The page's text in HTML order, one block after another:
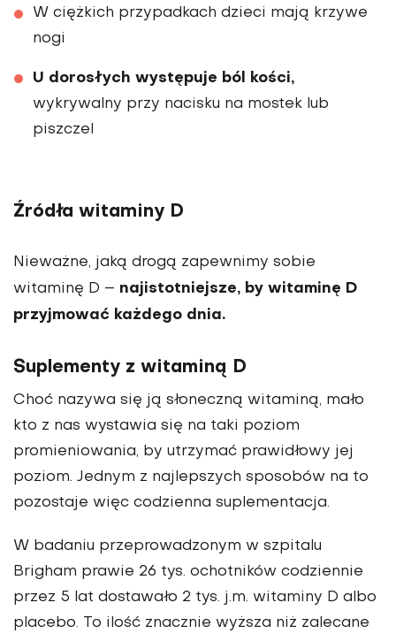
W ciężkich przypadkach dzieci mają krzywe
nogi
U dorosłych występuje ból kości,
wykrywalny przy nacisku na mostek lub
piszczel
Źródła witaminy D
Nieważne, jaką drogą zapewnimy sobie
witaminę D – najistotniejsze, by witaminę D
przyjmować każdego dnia.
Suplementy z witaminą D
Choć nazywa się ją słoneczną witaminą, mało
kto z nas wystawia się na taki poziom
promieniowania, by utrzymać prawidłowy jej
poziom. Jednym z najlepszych sposobów na to
pozostaje więc codzienna suplementacja.
W badaniu przeprowadzonym w szpitalu
Brigham prawie 26 tys. ochotników codziennie
przez 5 lat dostawało 2 tys. j.m. witaminy D albo
placebo. To ilość znacznie wyższa niż zalecane